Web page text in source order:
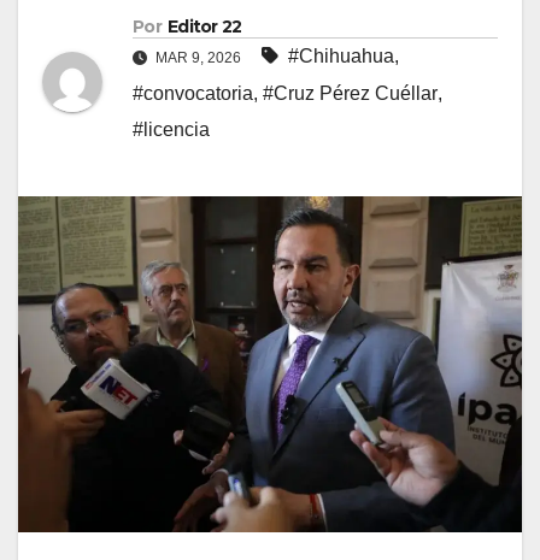
Por Editor 22
MAR 9, 2026 #Chihuahua,
#convocatoria, #Cruz Pérez Cuéllar,
#licencia